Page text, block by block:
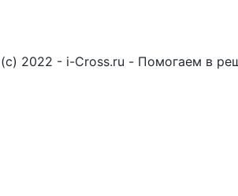
(c) 2022 - i-Cross.ru - Помогаем в